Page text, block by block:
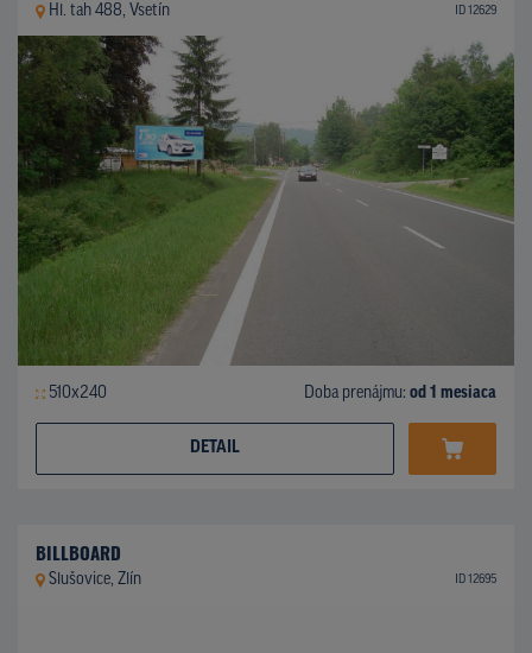
Hl. tah 488, Vsetín ID 12629
510x240 Doba prenájmu: od 1 mesiaca
DETAIL
BILLBOARD
Slušovice, Zlín ID 12695